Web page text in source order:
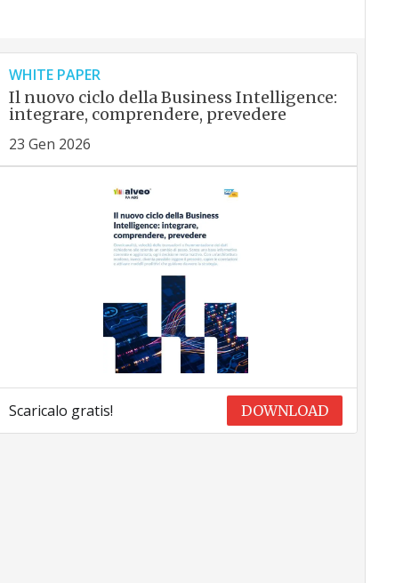
WHITE PAPER
Il nuovo ciclo della Business Intelligence:
integrare, comprendere, prevedere
23 Gen 2026
Scaricalo gratis! DOWNLOAD